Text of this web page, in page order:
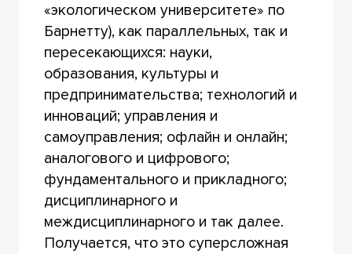
«экологическом университете» по
Барнетту), как параллельных, так и
пересекающихся: науки,
образования, культуры и
предпринимательства; технологий и
инноваций; управления и
самоуправления; офлайн и онлайн;
аналогового и цифрового;
фундаментального и прикладного;
дисциплинарного и
междисциплинарного и так далее.
Получается, что это суперсложная